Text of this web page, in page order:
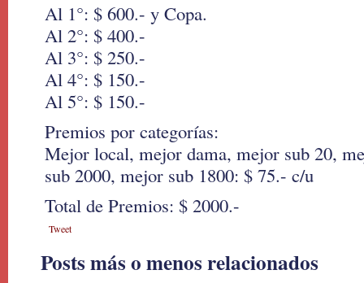
Al 1°: $ 600.- y Copa.
Al 2°: $ 400.-
Al 3°: $ 250.-
Al 4°: $ 150.-
Al 5°: $ 150.-
Premios por categorías:
Mejor local, mejor dama, mejor sub 20,
sub 2000, mejor sub 1800: $ 75.- c/u
Total de Premios: $ 2000.-
Tweet
Posts más o menos relacionados